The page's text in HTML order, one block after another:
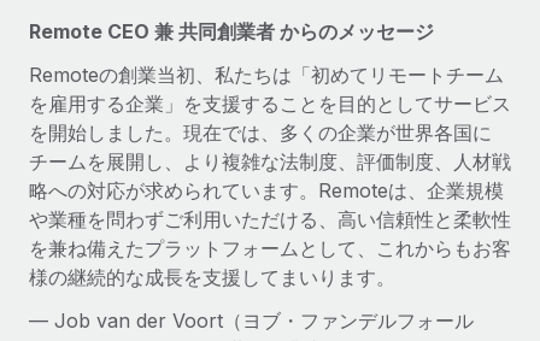
Remote CEO 兼 共同創業者 からのメッセージ
Remoteの創業当初、私たちは「初めてリモートチーム
を雇用する企業」を支援することを目的としてサービス
を開始しました。現在では、多くの企業が世界各国に
チームを展開し、より複雑な法制度、評価制度、人材戦
略への対応が求められています。Remoteは、企業規模
や業種を問わずご利用いただける、高い信頼性と柔軟性
を兼ね備えたプラットフォームとして、これからもお客
様の継続的な成長を支援してまいります。
— Job van der Voort（ヨブ・ファンデルフォール